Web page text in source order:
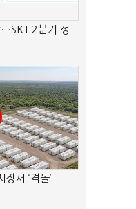
…SKT 2분기 성
서 ‘격돌’